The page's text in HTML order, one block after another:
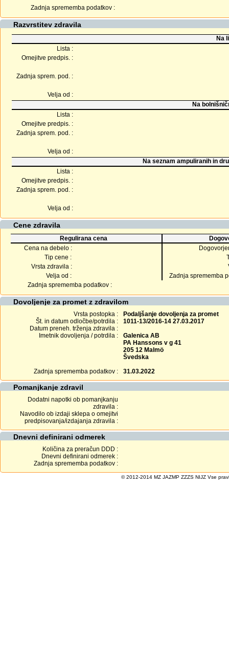
Zadnja sprememba podatkov :
Razvrstitev zdravila
Na
Lista :
Omejitve predpis. :
Zadnja sprem. pod. :
Velja od :
Na
Lista :
Omejitve predpis. :
Zadnja sprem. pod. :
Velja od :
Na seznam ampuliranih in
Lista :
Omejitve predpis. :
Zadnja sprem. pod. :
Velja od :
Cene zdravila
Regulirana cena
Cena na debelo :
Tip cene :
Vrsta zdravila :
Velja od :
Zadnja sprememba
Zadnja sprememba podatkov :
Dovoljenje za promet z zdravilom
Vrsta postopka :
Podaljšanje dovoljenja za promet
Št. in datum odločbe/potrdila :
1011-13/2016-14 27.03.2017
Datum preneh. trženja zdravila :
Imetnik dovoljenja / potrdila :
Galenica AB
PA Hanssons v g 41
205 12 Malmö
Švedska
Zadnja sprememba podatkov :
31.03.2022
Pomanjkanje zdravil
Dodatni napotki ob pomanjkanju
zdravila :
Navodilo ob izdaji sklepa o omejitvi
predpisovanja/izdajanja zdravila :
Dnevni definirani odmerek
Količina za preračun DDD :
Dnevni definirani odmerek :
Zadnja sprememba podatkov :
© 2012-2014 MZ JAZMP ZZZS NIJZ Vse